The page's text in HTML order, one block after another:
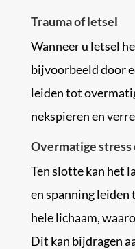
Trauma of letsel
Wanneer u letsel
bijvoorbeeld door
leiden tot
nekspieren en
Overmatige stress
Ten slotte kan het
en spanning
hele lichaam,
Dit kan bijdragen